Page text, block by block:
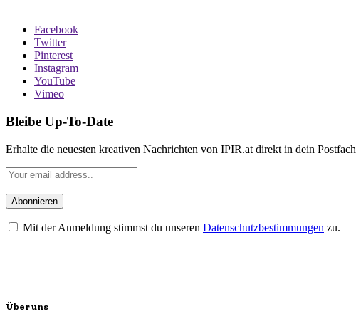
Facebook
Twitter
Pinterest
Instagram
YouTube
Vimeo
Bleibe Up-To-Date
Erhalte die neuesten kreativen Nachrichten von IPIR.at direkt in dein Postfach
Mit der Anmeldung stimmst du unseren Datenschutzbestimmungen zu.
Über uns